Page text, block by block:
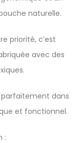
naturelle.
priorité, c’est
avec des
parfaitement dans
et fonctionnel.
: